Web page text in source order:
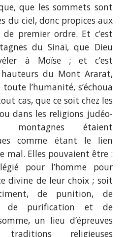
que les sommets sont
du ciel, donc propices aux
de premier ordre. Et c’est
du Sinaï, que Dieu
à Moïse ; et c’est
du Mont Ararat,
l’humanité, s’échoua
cas, que ce soit chez les
dans les religions judéo-
montagnes étaient
comme étant le lien
mal. Elles pouvaient être :
pour l’homme pour
divine de leur choix ; soit
de punition, de
de purification et de
un lieu d’épreuves
religieuses